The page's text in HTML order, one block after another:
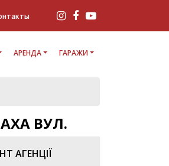
АРЕНДА ГАРАЖИ
ВУЛ.
АГЕНЦІЇ